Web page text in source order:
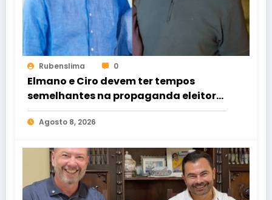
Rubenslima 0
Elmano e Ciro devem ter tempos
semelhantes na propaganda eleitoral
de rádio e TV
Agosto 8, 2026